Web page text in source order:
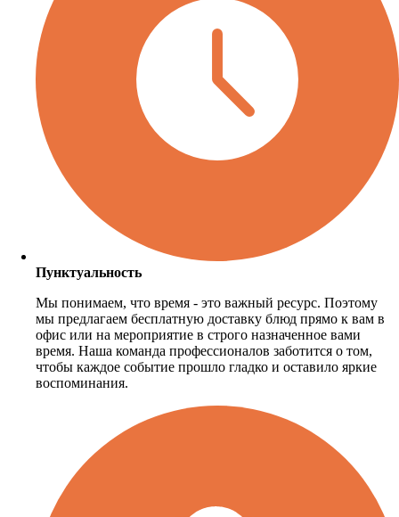
Пунктуальность
Мы понимаем, что время - это важный ресурс. Поэтому
мы предлагаем бесплатную доставку блюд прямо к вам в
офис или на мероприятие в строго назначенное вами
время. Наша команда профессионалов заботится о том,
чтобы каждое событие прошло гладко и оставило яркие
воспоминания.